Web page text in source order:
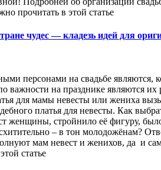
прочитать в этой статье
чудес — кладезь идей для
персонами на свадьбе являются,
важности на празднике являются
для мамы невесты или жениха
платья для невесты. Как
женщины, стройнило её фигуру,
– в тон молодожёнам?
мам невест и женихов, да и
статье